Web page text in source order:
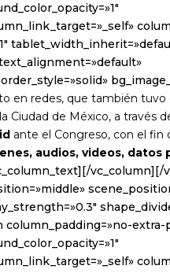
en redes, que también tuvo
Ciudad de México, a través
ante el Congreso, con el fin
audios, videos, datos
vc_column][/
column_padding=»no-extra-